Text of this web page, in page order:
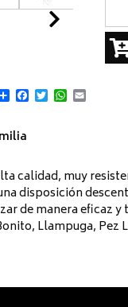
Compartir
Facebook
TwitterWhatsApp
Email
calidad, muy
disposición
de manera eficaz
Llampuga,